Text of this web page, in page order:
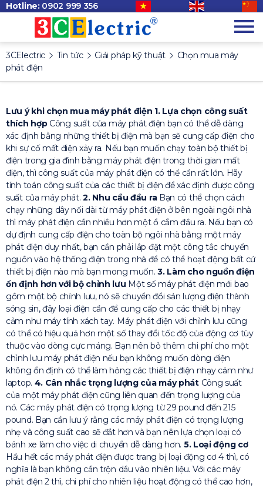
Hotline: 0902 999 356
3CElectric Tin tức Giải pháp kỹ thuật
Chọn mua máy
phát điện
Lưu ý khi chọn mua máy phát điện 1. Lựa chọn công suất
thích hợpCông suất của máy phát điện bạn có thể dễ dàng
xác định bằng những thiết bị điện mà bạn sẽ cung cấp điện cho
khi sự cố mất điện xảy ra. Nếu bạn muốn chạy toàn bộ thiết bị
điện trong gia đình bằng máy phát điện trong thời gian mất
điện, thì công suất của máy phát điện có thể cần rất lớn. Hãy
tính toán công suất của các thiết bị điện để xác định được công
suất của máy phát.2. Nhu cầu đầu raBạn có thể chọn cách
chạy những dây nối dài từ máy phát điện ở bên ngoài ngôi nhà
thì máy phát điện cần nhiều hơn một ổ cắm đầu ra. Nếu bạn có
dự định cung cấp điện cho toàn bộ ngôi nhà bằng một máy
phát điện duy nhất, bạn cần phải lắp đặt một công tắc chuyển
nguồn vào hệ thống điện trong nhà để có thể hoạt động bất cứ
thiết bị điện nào mà bạn mong muốn.3. Làm cho nguồn điện
ổn định hơn với bộ chỉnh lưu Một số máy phát điện mới bao
gồm một bộ chỉnh lưu, nó sẽ chuyển đổi sản lượng điện thành
sóng sin, đây loại điện cần để cung cấp cho các thiết bị nhạy
cảm như máy tính xách tay. Máy phát điện với chỉnh lưu cũng
có thể có hiệu quả hơn một số thay đổi tốc độ của động cơ tùy
thuộc vào dòng cực máng. Bạn nên bỏ thêm chi phí cho một
chỉnh lưu máy phát điện nếu bạn không muốn dòng điện
không ổn định có thể làm hỏng các thiết bị điện nhạy cảm như
laptop. 4. Cân nhắc trọng lượng của máy phátCông suất
của một máy phát điện cũng liên quan đến trọng lượng của
nó. Các máy phát điện có trọng lượng từ 29 pound đến 215
pound. Bạn cần lưu ý rằng các máy phát điện có trọng lượng
nhẹ và công suất cao sẽ đắt hơn và bạn nên lựa chọn loại có
bánh xe làm cho việc di chuyển dễ dàng hơn. 5. Loại động cơ
Hầu hết các máy phát điện được trang bị loại động cơ 4 thì, có
nghĩa là bạn không cần trộn dầu vào nhiên liệu. Với các máy
phát điện 2 thì, chi phí cho nhiên liệu hoạt động có thể cao hơn,